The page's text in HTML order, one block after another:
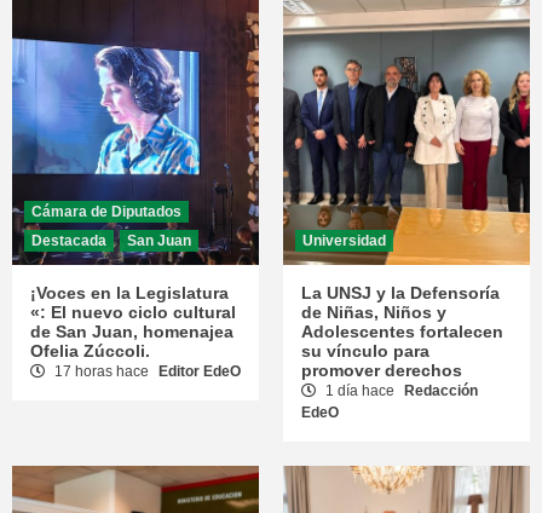
Cámara de Diputados
Destacada
San Juan
¡Voces en la Legislatura
«: El nuevo ciclo cultural
de San Juan, homenajea
Ofelia Zúccoli.
17 horas hace Editor EdeO
Universidad
La UNSJ y la Defensoría
de Niñas, Niños y
Adolescentes fortalecen
su vínculo para
promover derechos
1 día hace
Redacción
EdeO